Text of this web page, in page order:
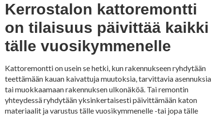
Kerrostalon kattoremontti
on tilaisuus päivittää kaikki
tälle vuosikymmenelle
Kattoremontti on usein se hetki, kun rakennukseen ryhdytään
teettämään kauan kaivattuja muutoksia, tarvittavia asennuksia
tai muokkaamaan rakennuksen ulkonäköä. Tai remontin
yhteydessä ryhdytään yksinkertaisesti päivittämään katon
materiaalit ja varustus tälle vuosikymmenelle -tai jopa tälle